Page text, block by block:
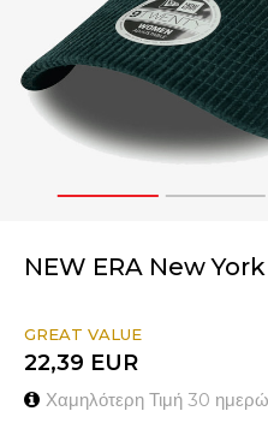
1 2
NEW ERA New
GREAT VALUE
22,39 EUR
Χαμηλότερη Τιμή 30